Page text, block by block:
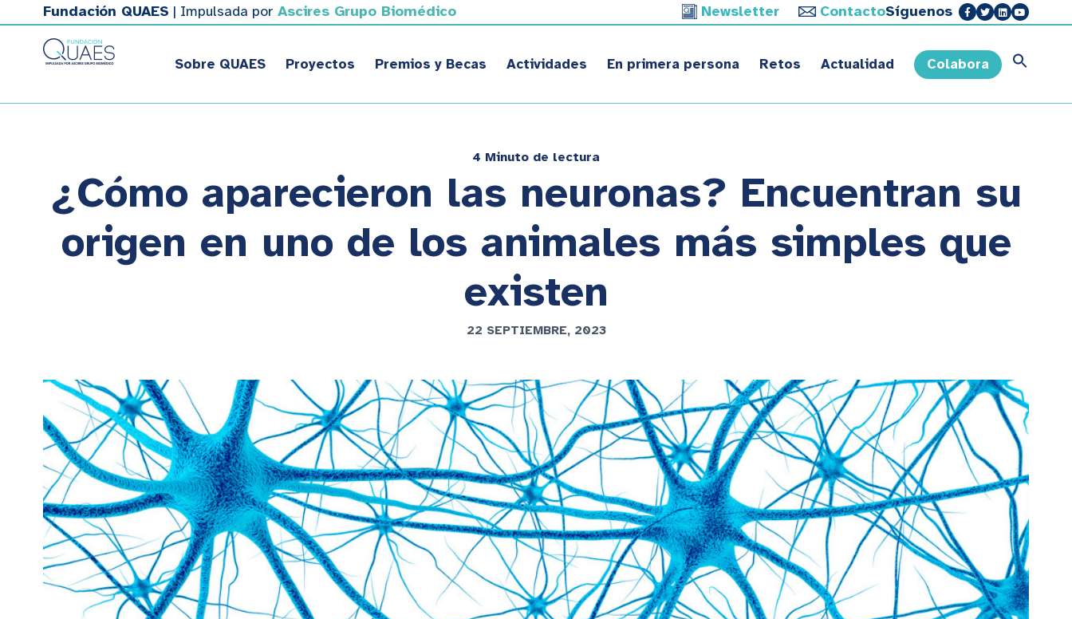
Fundación QUAES | Impulsada por Ascires Grupo Biomédico Newsletter ContactoSíguenos
Sobre QUAES Proyectos Premios y Becas Actividades En primera persona Retos Actualidad Colabora
4 Minuto de lectura
¿Cómo aparecieron las neuronas? Encuentran su
origen en uno de los animales más simples que
existen
22 SEPTIEMBRE, 2023